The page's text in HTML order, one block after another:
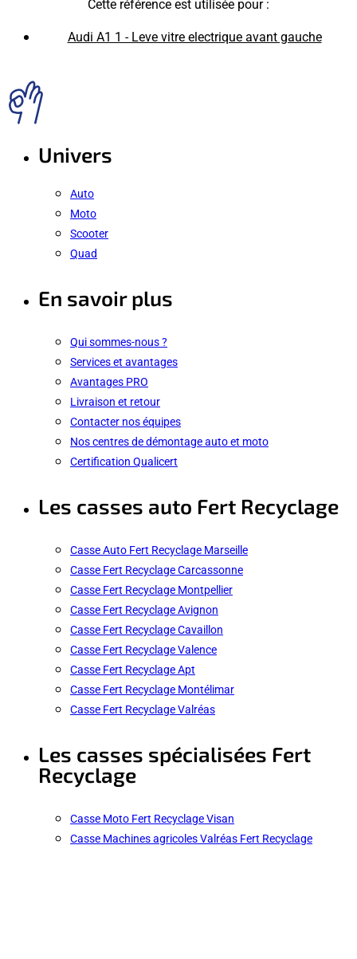
Cette référence est utilisée pour :
Audi A1 1 - Leve vitre electrique avant gauche
Univers
Auto
Moto
Scooter
Quad
En savoir plus
Qui sommes-nous ?
Services et avantages
Avantages PRO
Livraison et retour
Contacter nos équipes
Nos centres de démontage auto et moto
Certification Qualicert
Les casses auto Fert Recyclage
Casse Auto Fert Recyclage Marseille
Casse Fert Recyclage Carcassonne
Casse Fert Recyclage Montpellier
Casse Fert Recyclage Avignon
Casse Fert Recyclage Cavaillon
Casse Fert Recyclage Valence
Casse Fert Recyclage Apt
Casse Fert Recyclage Montélimar
Casse Fert Recyclage Valréas
Les casses spécialisées Fert
Recyclage
Casse Moto Fert Recyclage Visan
Casse Machines agricoles Valréas Fert Recyclage